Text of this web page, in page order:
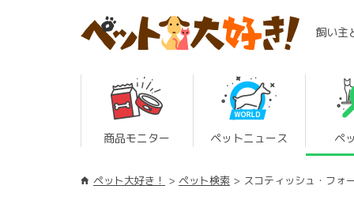
飼い主
商品モニター ペットニュース ペ
ペット大好き！ ペット検索 スコティッシュ・フォ